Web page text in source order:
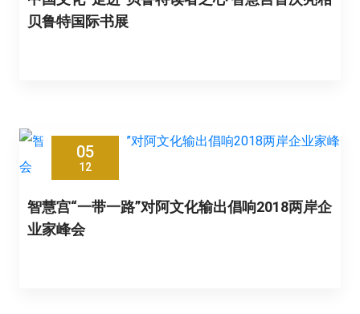
贝鲁特国际书展
05
12
智慧宫“一带一路”对阿文化输出倡响2018两岸企
业家峰会